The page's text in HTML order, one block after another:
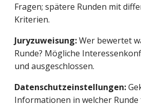
Fragen; spätere Runden mit
Kriterien.
Juryzuweisung:Wer bewertet
Runde? Mögliche
und ausgeschlossen.
Datenschutzeinstellungen:
Informationen in welcher